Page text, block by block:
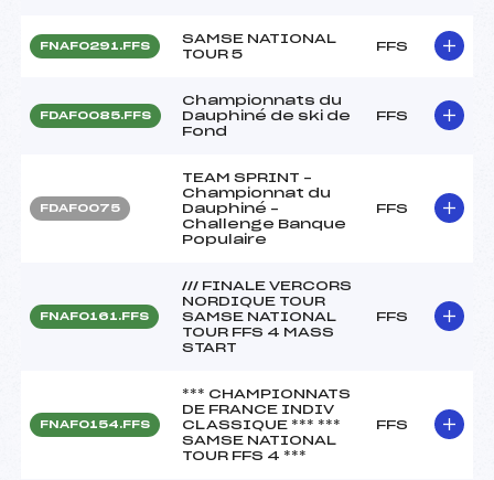
FNAF0291.FFS
SAMSE NATIONAL
TOUR 5
FFS
FDAF0085.FFS
Championnats du
Dauphiné de ski de
Fond
FFS
FDAF0075
TEAM SPRINT –
Championnat du
Dauphiné –
Challenge Banque
Populaire
FFS
FNAF0161.FFS
/// FINALE VERCORS
NORDIQUE TOUR
SAMSE NATIONAL
TOUR FFS 4 MASS
START
FFS
FNAF0154.FFS
*** CHAMPIONNATS
DE FRANCE INDIV
CLASSIQUE *** ***
SAMSE NATIONAL
TOUR FFS 4 ***
FFS